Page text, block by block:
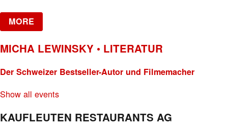
MORE
MICHA LEWINSKY • LITERATUR
Der Schweizer Bestseller-Autor und Filmemacher
Show all events
KAUFLEUTEN RESTAURANTS AG